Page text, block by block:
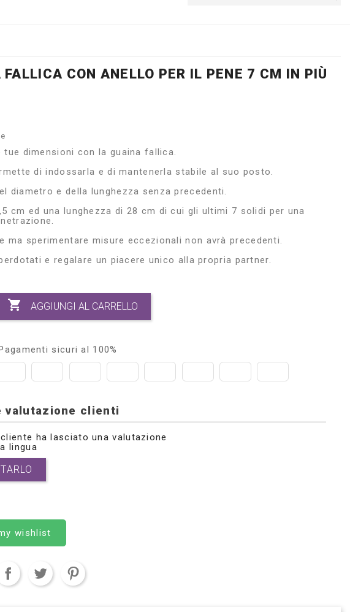
FALLICA CON ANELLO PER IL PENE 7 CM IN PIÙ
tue dimensioni con la guaina fallica.
di indossarla e di mantenerla stabile al suo posto.
diametro e della lunghezza senza precedenti.
cm ed una lunghezza di 28 cm di cui gli ultimi 7 solidi per una
ma sperimentare misure eccezionali non avrà precedenti.
e regalare un piacere unico alla propria partner.
 AGGIUNGI AL CARRELLO
sicuri al 100%
valutazione clienti
ha lasciato una valutazione
lingua
wishlist